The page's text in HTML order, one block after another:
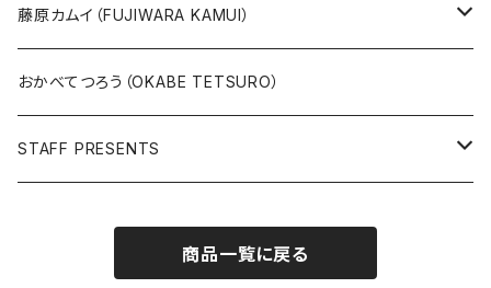
直筆サイン入り
版上サイン【新作】
グッズ
ガブリエーレ・デッロット版画
SPIDER MAN
BATMAN
人気作品TOP5
藤原カムイ（FUJIWARA KAMUI）
複製原画
おかべてつろう（OKABE TETSURO）
STAFF PRESENTS
商品一覧に戻る